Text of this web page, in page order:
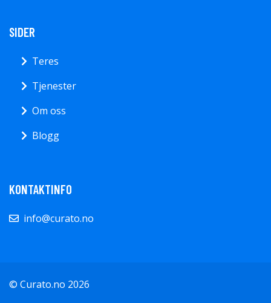
SIDER
Teres
Tjenester
Om oss
Blogg
KONTAKTINFO
info@curato.no
© Curato.no 2026